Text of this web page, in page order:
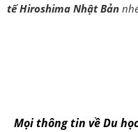
tế Hiroshima Nhật Bản
Mọi thông tin về Du